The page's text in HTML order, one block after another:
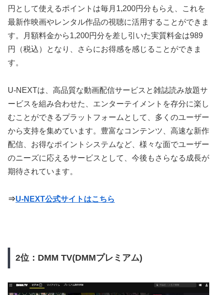
円として使えるポイントは毎月1,200円分もらえ、これを
最新作映画やレンタル作品の視聴に活用することができま
す。月額料金から1,200円分を差し引いた実質料金は989
円（税込）となり、さらにお得感を感じることができま
す。
U-NEXTは、高品質な動画配信サービスと雑誌読み放題サ
ービスを組み合わせた、エンターテイメントを存分に楽し
むことができるプラットフォームとして、多くのユーザー
から支持を集めています。豊富なコンテンツ、高速な新作
配信、お得なポイントシステムなど、様々な面でユーザー
のニーズに応えるサービスとして、今後もさらなる成長が
期待されています。
⇒U-NEXT公式サイトはこちら
2位：DMM TV(DMMプレミアム)